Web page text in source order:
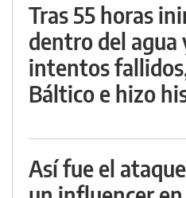
Tras 55 horas
dentro del agua
intentos
Báltico e hizo
Así fue el